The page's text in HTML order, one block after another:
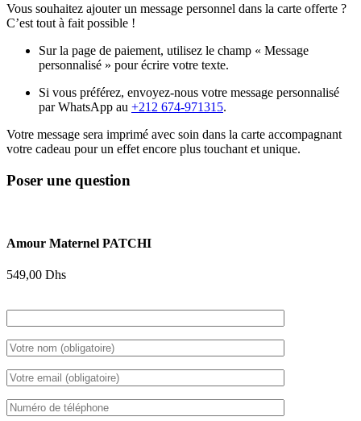
Vous souhaitez ajouter un message personnel dans la carte offerte ?
C’est tout à fait possible !
Sur la page de paiement, utilisez le champ « Message
personnalisé » pour écrire votre texte.
Si vous préférez, envoyez-nous votre message personnalisé
par WhatsApp au +212 674-971315.
Votre message sera imprimé avec soin dans la carte accompagnant
votre cadeau pour un effet encore plus touchant et unique.
Poser une question
Amour Maternel PATCHI
549,00 Dhs